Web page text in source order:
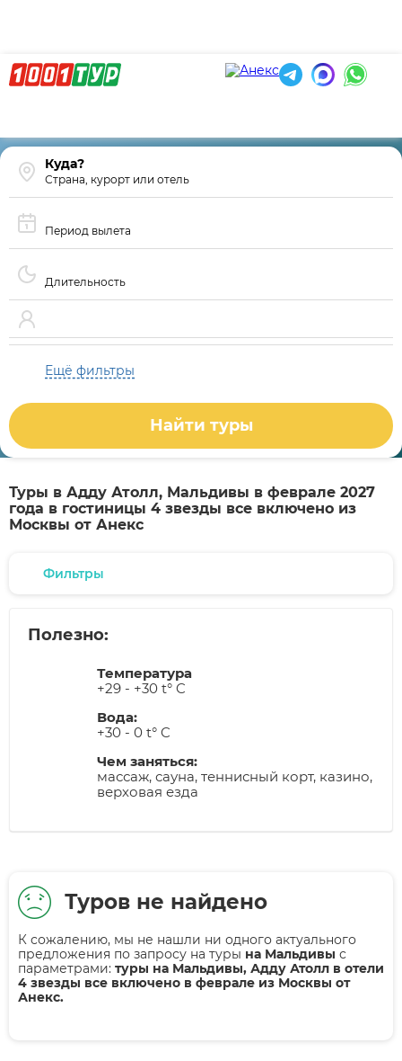
Страна, курорт или отель
Период вылета
Длительность
Ещё фильтры
Найти туры
Туры в Адду Атолл, Мальдивы в феврале 2027
года в гостиницы 4 звезды все включено из
Москвы от Анекс
Фильтры
Полезно:
Температура
+29 - +30 t° C
Вода:
+30 - 0 t° C
Чем заняться:
массаж, сауна, теннисный корт, казино,
верховая езда
Туров не найдено
К сожалению, мы не нашли ни одного актуального
предложения по запросу на туры на Мальдивы с
параметрами: туры на Мальдивы, Адду Атолл в отели
4 звезды все включено в феврале из Москвы от
Анекс.